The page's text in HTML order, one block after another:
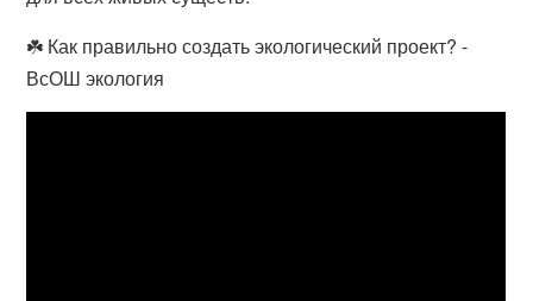
☘️ Как правильно создать экологический проект? -
ВсОШ экология